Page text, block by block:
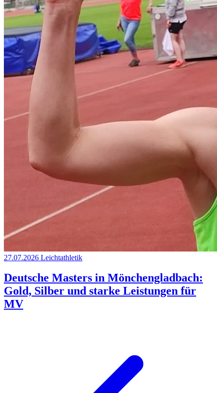
27.07.2026 Leichtathletik
Deutsche Masters in Mönchengladbach:
Gold, Silber und starke Leistungen für
MV